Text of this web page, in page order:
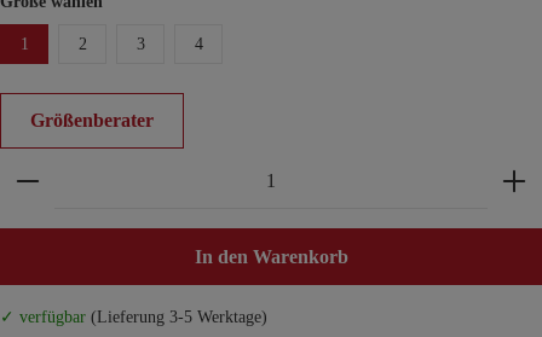
1 2 3 4
Größenberater
Produkt Anzahl: Gib den gewünschten Wert ein
In den Warenkorb
✓ verfügbar (Lieferung 3-5 Werktage)